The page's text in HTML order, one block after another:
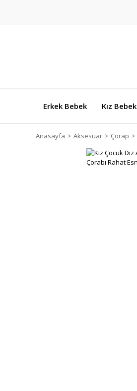
Erkek Bebek Kız Bebek
Anasayfa Aksesuar Çorap